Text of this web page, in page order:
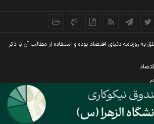
روزنامه دنيای اقتصاد بوده و استفاده از مطالب آن با ذکر